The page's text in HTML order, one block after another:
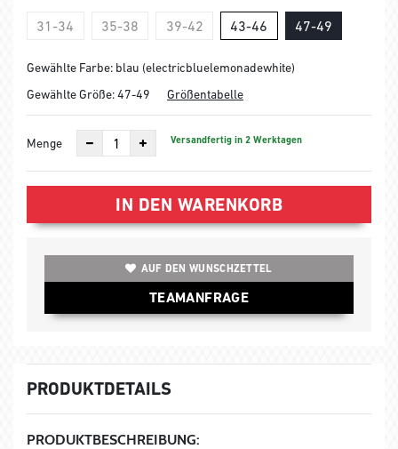
31-34 35-38 39-42 43-46 47-49
Gewählte Farbe: blau (electricbluelemonadewhite)
Gewählte Größe:47-49 Größentabelle
Menge Versandfertig in 2 Werktagen
IN DEN WARENKORB
AUF DEN WUNSCHZETTEL
TEAMANFRAGE
PRODUKTDETAILS
PRODUKTBESCHREIBUNG: